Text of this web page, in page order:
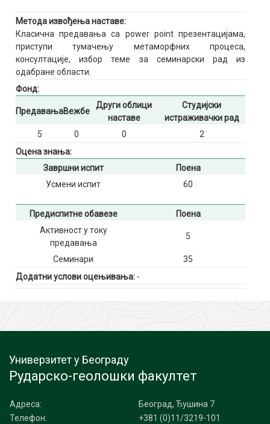
Метода извођења наставе:
Класична предавања са power point презентацијама,
приступи тумачењу метаморфних процеса,
консултације, избор теме за семинарски рад из
одабране области.
Фонд:
ПредавањаВежбе
Други облици
наставе
Студијски
истраживачки рад
5
0 0
2
Оцена знања:
Завршни испит
Поена
Усмени испит
60
Предиспитне обавезе
Поена
Активност у току
предавања
5
Семинари
35
Додатни услови оцењивања: -
Универзитет у Београду
Рударско-геолошки факултет
Адреса:
Београд, Ђушина 7
Телефон:
+381 (0)11/3219-101